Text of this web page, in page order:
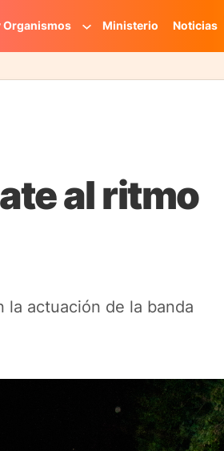
Organismos Ministerio Noticias
al ritmo
la actuación de la banda